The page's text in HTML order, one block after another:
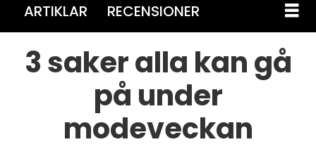
ARTIKLAR RECENSIONER
3 saker alla kan gå
på under
modeveckan